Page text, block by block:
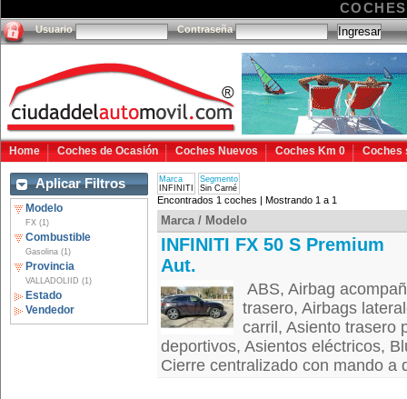
Usuario Contraseña
Home Coches de Ocasión Coches Nuevos Coches Km 0 Coches
Aplicar Filtros
Modelo
FX (1)
Combustible
Gasolina (1)
Provincia
VALLADOLIID (1)
Estado
Vendedor
Marca
INFINITI
Segmento
Sin Carné
Encontrados 1 coches | Mostrando 1 a 1
Marca / Modelo
INFINITI FX 50 S Premium
Aut.
ABS, Airbag
trasero, Airbags
carril, Asiento trasero
deportivos, Asientos eléctricos,
Cierre centralizado con mando a